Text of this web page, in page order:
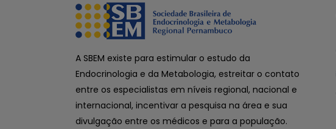
A SBEM existe para estimular o estudo da
Endocrinologia e da Metabologia, estreitar o contato
entre os especialistas em níveis regional, nacional e
internacional, incentivar a pesquisa na área e sua
divulgação entre os médicos e para a população.